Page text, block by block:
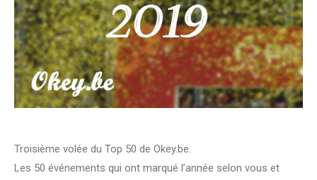
Troisième volée du Top 50 de Okey.be.
Les 50 événements qui ont marqué l’année selon vous et